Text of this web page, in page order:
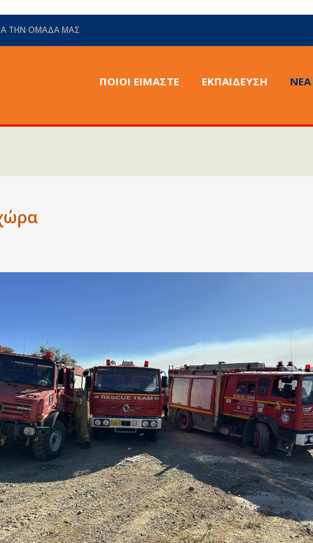
ΤΗΝ ΟΜΆΔΑ ΜΑΣ
ΠΟΙΟΙ ΕΙΜΑΣΤΕ ΕΚΠΑΙΔΕΥΣΗ ΝΈΑ